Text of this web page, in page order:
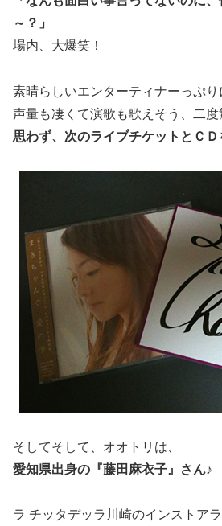
～？」
場内、大爆笑！
素晴らしいエンターティナーっぷり
声量も凄くて演歌も歌えそう、二度
思わず、次のライブチケットとＣ
そしてそして、オオトリは、
愛知県出身の『藤田麻衣子』さん♪
ラ チッタデッラ川崎のインストア